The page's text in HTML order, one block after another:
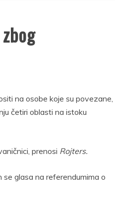
na osobe koje su povezane,
četiri oblasti na istoku
prenosi Rojters.
glasa na referendumima o